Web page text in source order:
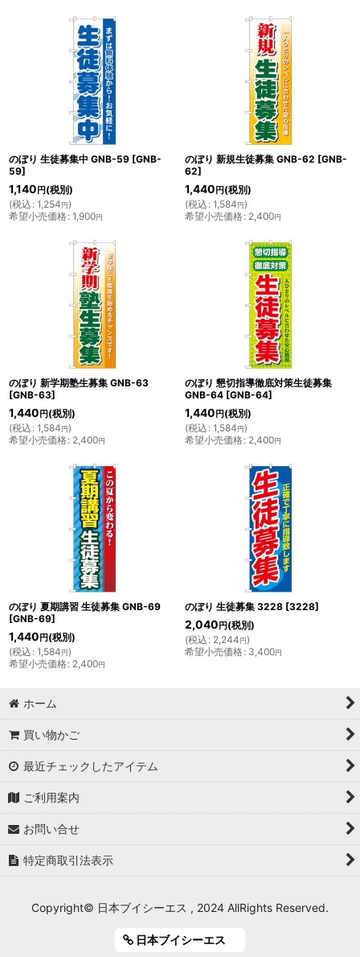
のぼり 生徒募集中 GNB-59 [GNB-
59]
1,140 円 (税別)
(税込 : 1,254円)
希望小売価格: 1,900円
のぼり 新規生徒募集 GNB-62 [GNB-
62]
1,440 円 (税別)
(税込 : 1,584円)
希望小売価格: 2,400円
のぼり 新学期塾生募集 GNB-63
[GNB-63]
1,440 円 (税別)
(税込 : 1,584円)
希望小売価格: 2,400円
のぼり 懇切指導徹底対策生徒募集
GNB-64 [GNB-64]
1,440 円 (税別)
(税込 : 1,584円)
希望小売価格: 2,400円
のぼり 夏期講習 生徒募集 GNB-69
[GNB-69]
1,440 円 (税別)
(税込 : 1,584円)
希望小売価格: 2,400円
のぼり 生徒募集 3228 [3228]
2,040 円 (税別)
(税込 : 2,244円)
希望小売価格: 3,400円
ホーム
買い物かご
最近チェックしたアイテム
ご利用案内
お問い合せ
特定商取引法表示
Copyright© 日本ブイシーエス , 2024 AllRights Reserved.
日本ブイシーエス